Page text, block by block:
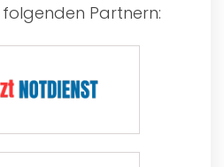
Partnern: